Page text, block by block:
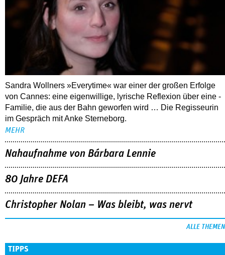
Sandra Wollners »Everytime« war einer der großen Erfolge
von Cannes: eine eigenwillige, lyrische Reflexion über eine ­
Familie, die aus der Bahn geworfen wird … Die Regisseurin
im Gespräch mit Anke Sterneborg.
Nahaufnahme von Bárbara Lennie
80 Jahre DEFA
Christopher Nolan – Was bleibt, was nervt
TIPPS
06.08.2026
arte-Mediathek: »Die Welt braucht mehr
Zauberer«